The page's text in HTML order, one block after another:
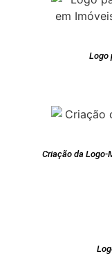
Logo
Criação da Logo-